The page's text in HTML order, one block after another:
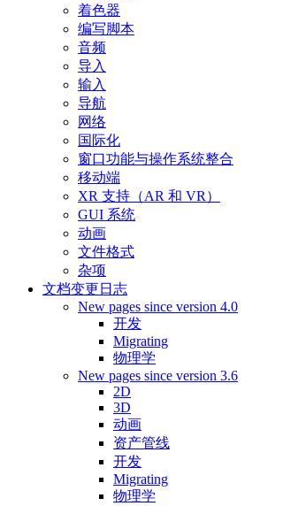
着色器
编写脚本
音频
导入
输入
导航
网络
国际化
窗口功能与操作系统整合
移动端
XR 支持（AR 和 VR）
GUI 系统
动画
文件格式
杂项
文档变更日志
New pages since version 4.0
开发
Migrating
物理学
New pages since version 3.6
2D
3D
动画
资产管线
开发
Migrating
物理学